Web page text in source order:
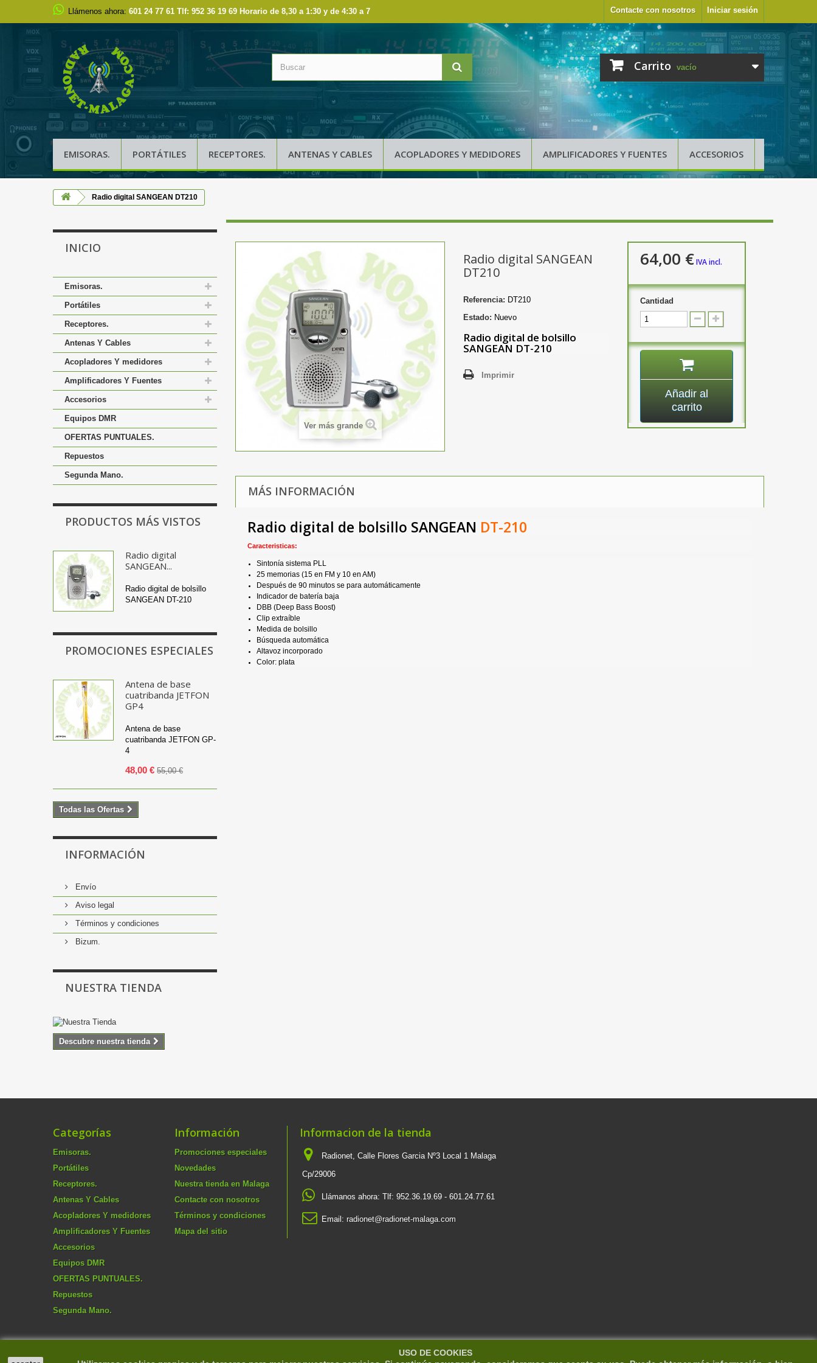
Iniciar sesión
Contacte con nosotros
Llámenos ahora: 601 24 77 61 Tlf: 952 36 19 69 Horario de 8,30 a 1:30 y de 4:30 a 7
Carrito vacío
EMISORAS. PORTÁTILES RECEPTORES. ANTENAS Y CABLES ACOPLADORES Y MEDIDORES AMPLIFICADORES Y FUENTES ACCESORIOS
Radio digital SANGEAN DT210
INICIO
Emisoras.
Portátiles
Receptores.
Antenas Y Cables
Acopladores Y medidores
Amplificadores Y Fuentes
Accesorios
Equipos DMR
OFERTAS PUNTUALES.
Repuestos
Segunda Mano.
PRODUCTOS MÁS VISTOS
Radio digital
SANGEAN...
Radio digital de bolsillo
SANGEAN DT-210
PROMOCIONES ESPECIALES
Antena de base
cuatribanda JETFON
GP4
Antena de base
cuatribanda JETFON GP-
4
48,00 € 55,00 €
Todas las Ofertas
INFORMACIÓN
Envío
Aviso legal
Términos y condiciones
Bizum.
NUESTRA TIENDA
Descubre nuestra tienda
Ver más grande
Radio digital SANGEAN
DT210
Referencia: DT210
Estado: Nuevo
Radio digital de bolsillo
SANGEAN DT-210
Imprimir
64,00 €IVA incl.
Cantidad
Añadir al
carrito
MÁS INFORMACIÓN
Radio digital de bolsillo SANGEAN DT-210
Caracteristicas:
Sintonía sistema PLL
25 memorias (15 en FM y 10 en AM)
Después de 90 minutos se para automáticamente
Indicador de batería baja
DBB (Deep Bass Boost)
Clip extraíble
Medida de bolsillo
Búsqueda automática
Altavoz incorporado
Color: plata
Categorías
Emisoras.
Portátiles
Receptores.
Antenas Y Cables
Acopladores Y medidores
Amplificadores Y Fuentes
Accesorios
Equipos DMR
OFERTAS PUNTUALES.
Repuestos
Segunda Mano.
Información
Promociones especiales
Novedades
Nuestra tienda en Malaga
Contacte con nosotros
Términos y condiciones
Mapa del sitio
Informacion de la tienda
Radionet, Calle Flores Garcia Nº3 Local 1 Malaga
Cp/29006
Llámanos ahora: Tlf: 952.36.19.69 - 601.24.77.61
Email: radionet@radionet-malaga.com
USO DE COOKIES